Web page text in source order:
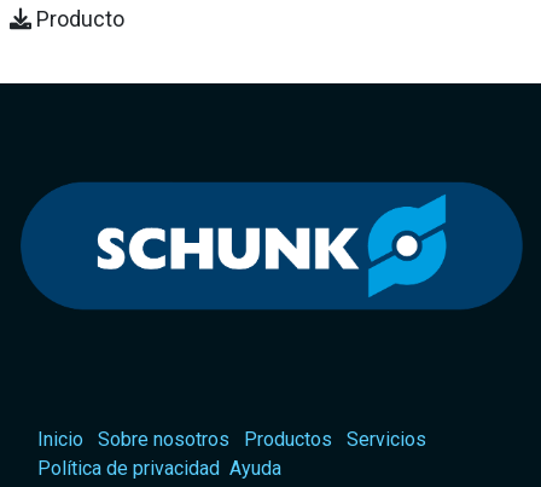
Producto
Inicio Sobre nosotros Productos
Servicios
Política de privacidad Ayuda